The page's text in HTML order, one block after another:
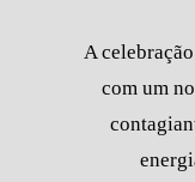
A
com um